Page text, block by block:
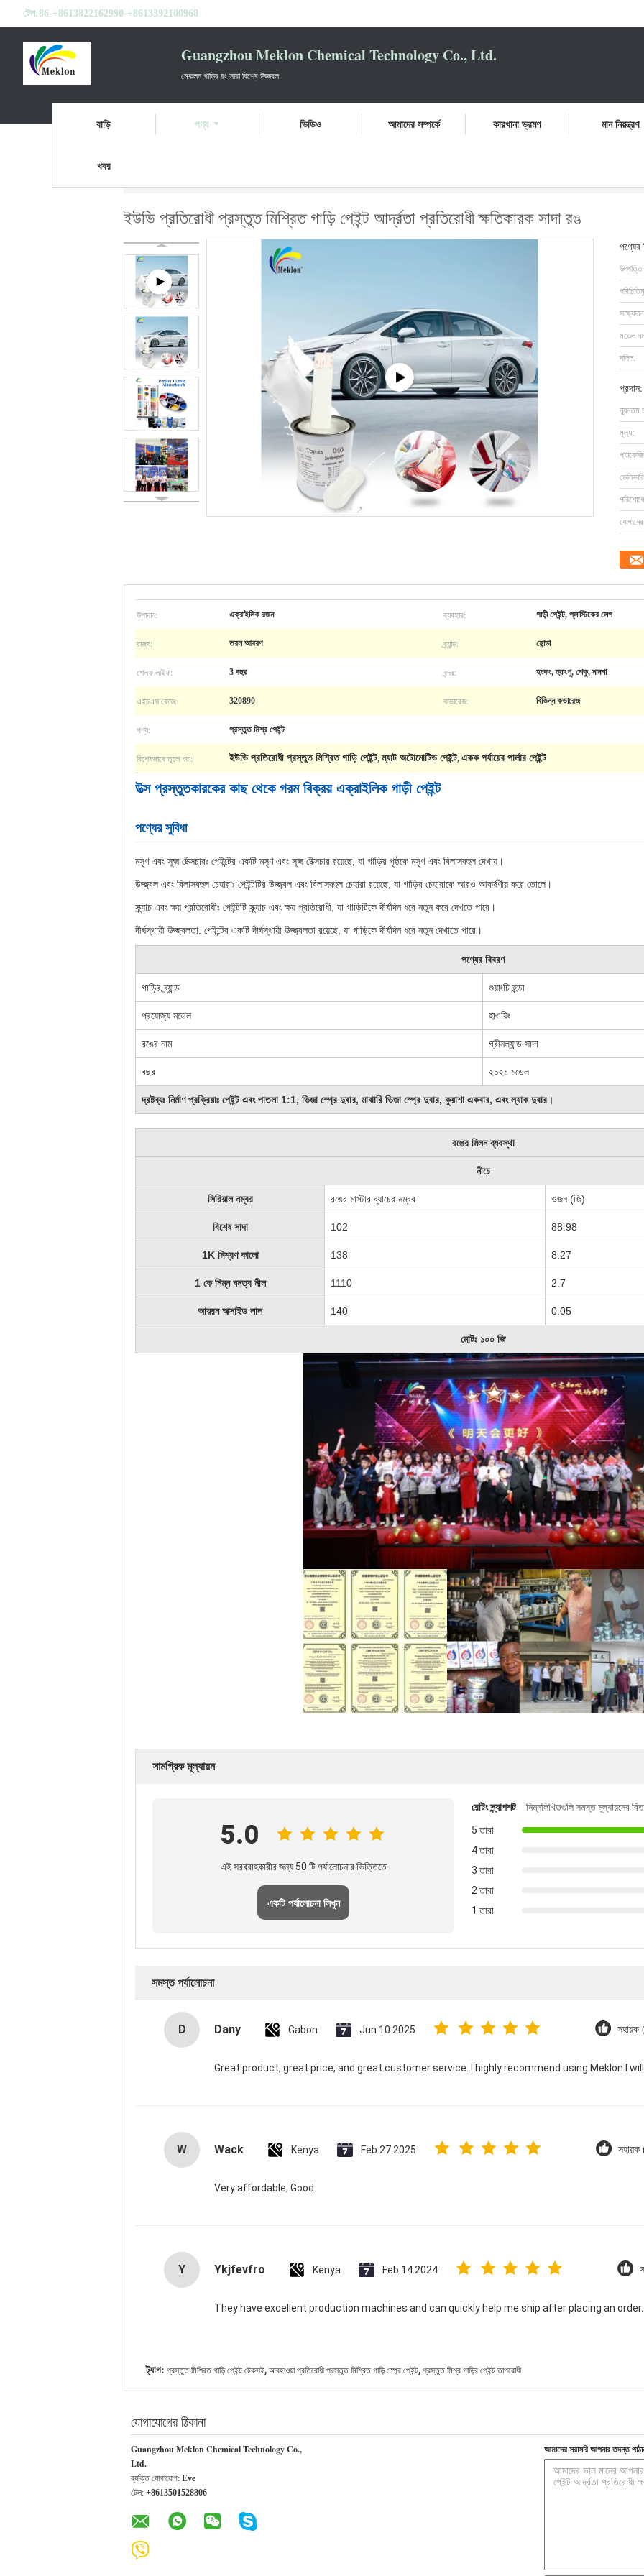
টেল:86-+8613822162990-+8613392100968
Guangzhou Meklon Chemical Technology Co., Ltd.
মেকলন গাড়ির রং সারা বিশ্বে উজ্জ্বল
বাড়ি পণ্য ভিডিও আমাদের সম্পর্কে কারখানা ভ্রমণ মান নিয়ন্ত্রণ
খবর
ইউভি প্রতিরোধী প্রস্তুত মিশ্রিত গাড়ি পেইন্ট আর্দ্রতা প্রতিরোধী ক্ষতিকারক সাদা রঙ
পণ্যের
মডেল
দলিল:
প্রদান:
ন্যূনতম
মূল্য:
উপাদান: এক্রাইলিক রজন ব্যবহার: গাড়ী পেইন্ট, প্লাস্টিকের লেপ
রাজ্য: তরল আবরণ ব্র্যান্ড: হোন্ডা
শেলফ লাইফ: 3 বছর বন্দর: হংকং, হুয়াংপু, শেকু, নানশা
এইচএস কোড: 320890 কভারেজ: বিভিন্ন কভারেজ
পণ্য: প্রস্তুত মিশ্র পেইন্ট
বিশেষভাবে তুলে ধরা: ইউভি প্রতিরোধী প্রস্তুত মিশ্রিত গাড়ি পেইন্ট,ম্যাট অটোমোটিভ পেইন্ট, একক পর্যায়ের পার্লার পেইন্ট
উত্স প্রস্তুতকারকের কাছ থেকে গরম বিক্রয় এক্রাইলিক গাড়ী পেইন্ট
পণ্যের সুবিধা
মসৃণ এবং সূক্ষ্ম টেক্সচারঃ পেইন্টের একটি মসৃণ এবং সূক্ষ্ম টেক্সচার রয়েছে, যা গাড়ির পৃষ্ঠকে মসৃণ এবং বিলাসবহুল দেখায়।
উজ্জ্বল এবং বিলাসবহুল চেহারাঃ পেইন্টটির উজ্জ্বল এবং বিলাসবহুল চেহারা রয়েছে, যা গাড়ির চেহারাকে আরও আকর্ষণীয় করে তোলে।
স্ক্র্যাচ এবং ক্ষয় প্রতিরোধীঃ পেইন্টটি স্ক্র্যাচ এবং ক্ষয় প্রতিরোধী, যা গাড়িটিকে দীর্ঘদিন ধরে নতুন করে দেখতে পারে।
দীর্ঘস্থায়ী উজ্জ্বলতা: পেইন্টের একটি দীর্ঘস্থায়ী উজ্জ্বলতা রয়েছে, যা গাড়িকে দীর্ঘদিন ধরে নতুন দেখাতে পারে।
পণ্যের বিবরণ
গাড়ির ব্র্যান্ড গুয়াংচি হন্ডা
প্রযোজ্য মডেল হাওয়িং
রঙের নাম গ্রীনল্যান্ড সাদা
বছর ২০২১ মডেল
দ্রষ্টব্যঃ নির্মাণ প্রক্রিয়াঃ পেইন্ট এবং পাতলা 1:1, ভিজা স্প্রে দুবার, মাঝারি ভিজা স্প্রে দুবার, কুয়াশা একবার, এবং ল্যাক দুবার।
রঙের মিলন ব্যবস্থা
নীচে
সিরিয়াল নম্বর রঙের মাস্টার ব্যাচের নম্বর ওজন (জি)
বিশেষ সাদা 102 88.98
1K মিশ্রণ কালো 138 8.27
1 কে নিম্ন ঘনত্ব নীল 1110 2.7
আয়রন অক্সাইড লাল 140 0.05
মোটঃ ১০০ জি
সামগ্রিক মূল্যায়ন
5.0
এই সরবরাহকারীর জন্য 50 টি পর্যালোচনার ভিত্তিতে
একটি পর্যালোচনা লিখুন
রেটিং স্ন্যাপশট
নিম্নলিখিতগুলি সমস্ত মূল্যায়নের
5 তারা
4 তারা
3 তারা
2 তারা
1 তারা
সমস্ত পর্যালোচনা
D Dany Gabon Jun 10.2025 সহায়ক
Great product, great price, and great customer service. I highly recommend using Meklon I
W Wack Kenya Feb 27.2025
Very affordable, Good.
Y Ykjfevfro Kenya Feb 14.2024
They have excellent production machines and can quickly help me ship after placing an
ট্যাগ: প্রস্তুত মিশ্রিত গাড়ি পেইন্ট টেকসই, আবহাওয়া প্রতিরোধী প্রস্তুত মিশ্রিত গাড়ি স্প্রে পেইন্ট, প্রস্তুত মিশ্র গাড়ির পেইন্ট তাপরোধী
যোগাযোগের ঠিকানা
Guangzhou Meklon Chemical Technology Co.,
Ltd.
ব্যক্তি যোগাযোগ: Eve
টেল: +8613501528806
আমাদের সরাসরি আপনার তদন্ত